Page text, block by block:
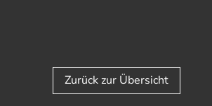
Zurück zur Übersicht